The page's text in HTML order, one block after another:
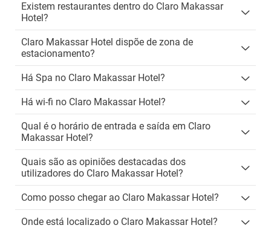
Existem restaurantes dentro do Claro Makassar
Hotel?
Claro Makassar Hotel dispõe de zona de
estacionamento?
Há Spa no Claro Makassar Hotel?
Há wi-fi no Claro Makassar Hotel?
Qual é o horário de entrada e saída em Claro
Makassar Hotel?
Quais são as opiniões destacadas dos
utilizadores do Claro Makassar Hotel?
Como posso chegar ao Claro Makassar Hotel?
Onde está localizado o Claro Makassar Hotel?